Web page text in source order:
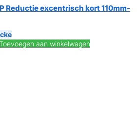
Reductie excentrisch kort 110mm-
aan winkelwagen